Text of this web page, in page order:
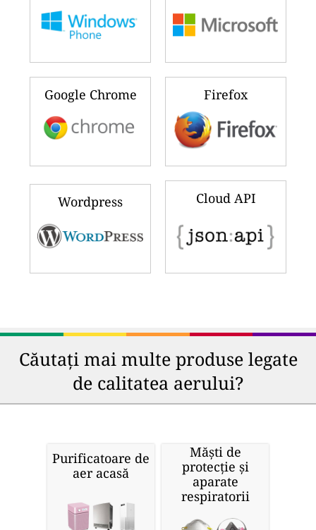
Google Chrome Firefox
Wordpress Cloud API
Căutați mai multe produse legate
de calitatea aerului?
Purificatoare de
aer acasă
Măști de
protecție și
aparate
respiratorii